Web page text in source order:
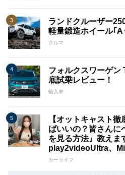
ランドクルーザー
軽量鍛造ホイール｢
クルマ
フォルクスワーゲン
底試乗レビュー！
輸入車
【オットキャスト
ばいいの？皆さんに
を見る方法』教えま
play2videoUltra、
カーライフ